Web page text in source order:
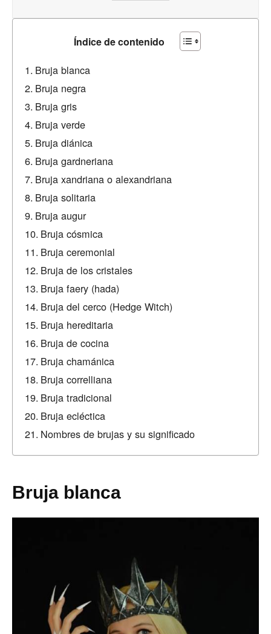
Índice de contenido
Bruja blanca
Bruja negra
Bruja gris
Bruja verde
Bruja diánica
Bruja gardneriana
Bruja xandriana o alexandriana
Bruja solitaria
Bruja augur
Bruja cósmica
Bruja ceremonial
Bruja de los cristales
Bruja faery (hada)
Bruja del cerco (Hedge Witch)
Bruja hereditaria
Bruja de cocina
Bruja chamánica
Bruja correlliana
Bruja tradicional
Bruja ecléctica
Nombres de brujas y su significado
Bruja blanca